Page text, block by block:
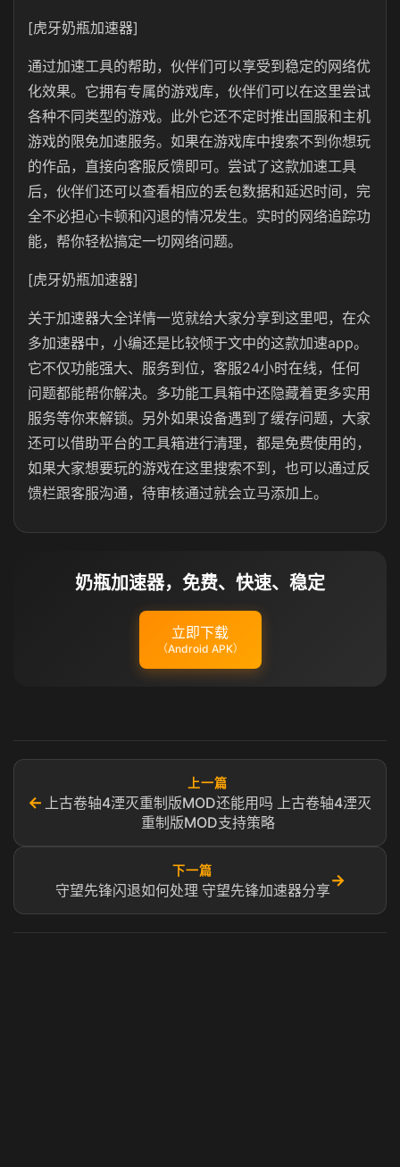
[虎牙奶瓶加速器]
通过加速工具的帮助，伙伴们可以享受到稳定的网络优
化效果。它拥有专属的游戏库，伙伴们可以在这里尝试
各种不同类型的游戏。此外它还不定时推出国服和主机
游戏的限免加速服务。如果在游戏库中搜索不到你想玩
的作品，直接向客服反馈即可。尝试了这款加速工具
后，伙伴们还可以查看相应的丢包数据和延迟时间，完
全不必担心卡顿和闪退的情况发生。实时的网络追踪功
能，帮你轻松搞定一切网络问题。
[虎牙奶瓶加速器]
关于加速器大全详情一览就给大家分享到这里吧，在众
多加速器中，小编还是比较倾于文中的这款加速app。
它不仅功能强大、服务到位，客服24小时在线，任何
问题都能帮你解决。多功能工具箱中还隐藏着更多实用
服务等你来解锁。另外如果设备遇到了缓存问题，大家
还可以借助平台的工具箱进行清理，都是免费使用的，
如果大家想要玩的游戏在这里搜索不到，也可以通过反
馈栏跟客服沟通，待审核通过就会立马添加上。
奶瓶加速器，免费、快速、稳定
立即下载
（Android APK）
←
上一篇
上古卷轴4湮灭重制版MOD还能用吗 上古卷轴4湮灭
重制版MOD支持策略
下一篇
守望先锋闪退如何处理 守望先锋加速器分享
→